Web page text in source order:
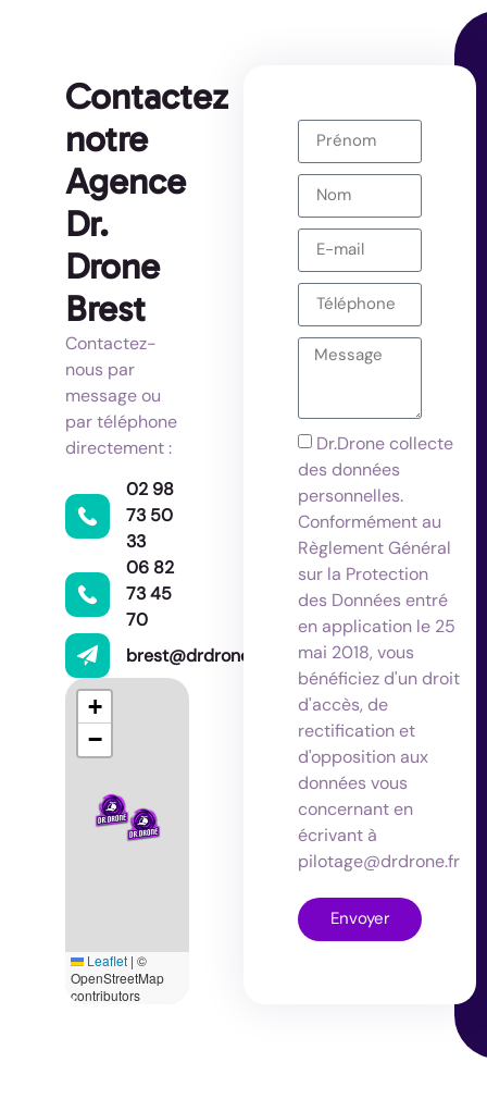
Contactez
notre
Agence
Dr.
Drone
Brest
Contactez-
nous par
message ou
par téléphone
directement :
02 98
73 50
33
06 82
73 45
70
brest@drdrone.fr
+
−
Leaflet | ©
OpenStreetMap
contributors
Dr.Drone collecte
des données
personnelles.
Conformément au
Règlement Général
sur la Protection
des Données entré
en application le 25
mai 2018, vous
bénéficiez d'un droit
d'accès, de
rectification et
d'opposition aux
données vous
concernant en
écrivant à
pilotage@drdrone.fr
Envoyer